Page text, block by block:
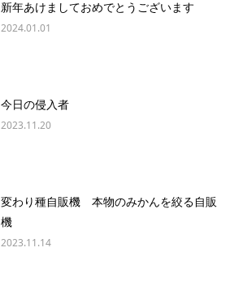
新年あけましておめでとうございます
2024.01.01
今日の侵入者
2023.11.20
変わり種自販機 本物のみかんを絞る自販
機
2023.11.14